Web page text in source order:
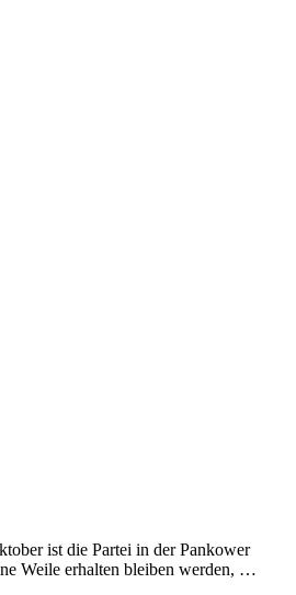
ist die Partei in der Pankower
Weile erhalten bleiben werden, …